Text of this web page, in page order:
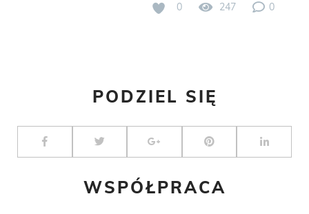
0 247 0
PODZIEL SIĘ
WSPÓŁPRACA